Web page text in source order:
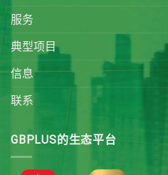
服务
典型项目
信息
联系
GBPLUS的生态平台